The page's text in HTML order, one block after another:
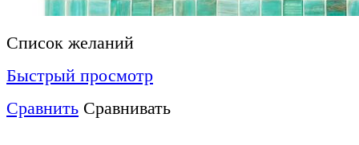
Список желаний
Быстрый просмотр
Сравнить Сравнивать